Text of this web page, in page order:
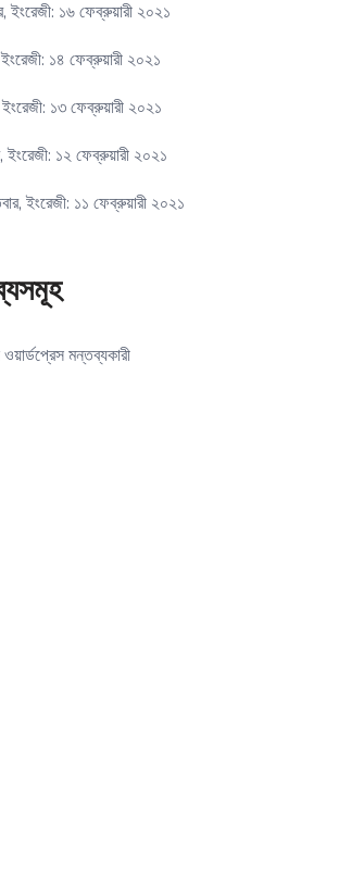
ইংরেজী: ১৬ ফেব্রুয়ারী ২০২১
ইংরেজী: ১৪ ফেব্রুয়ারী ২০২১
ইংরেজী: ১৩ ফেব্রুয়ারী ২০২১
ইংরেজী: ১২ ফেব্রুয়ারী ২০২১
ইংরেজী: ১১ ফেব্রুয়ারী ২০২১
মন্তব্যকারী